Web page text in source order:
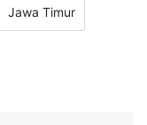
Jawa Timur